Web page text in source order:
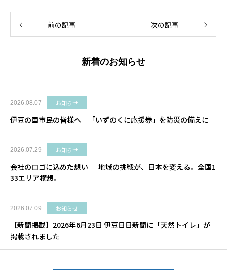
前の記事 次の記事
新着のお知らせ
2026.08.07 お知らせ
伊豆の国市民の皆様へ｜「いずのくに応援券」を防災の備えに
2026.07.29 お知らせ
会社のロゴに込めた想い ― 地域の挑戦が、日本を変える。全国1
33エリア構想。
2026.07.09 お知らせ
【新聞掲載】2026年6月23日 伊豆日日新聞に「天然トイレ」が
掲載されました